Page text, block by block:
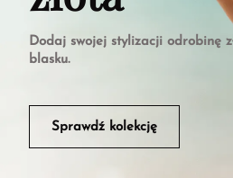
Dodaj swojej stylizacji odrobinę
blasku.
Sprawdź kolekcję